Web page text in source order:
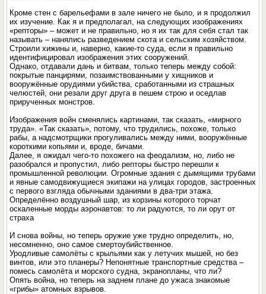
Кроме стен с барельефами в зале ничего не было, и я продолжил
их изучение. Как я и предполагал, на следующих изображениях
«репторы» – может и не правильно, но я их так для себя стал так
называть – нанялись разведением скота и сельским хозяйством.
Строили хижины и, наверно, какие-то суда, если я правильно
идентифицировал изображения этих сооружений.
Однако, отдавали дань и битвам, только теперь между собой:
покрытые панцирями, позаимствованными у хищников и
вооружённые орудиями убийства, сработанными из страшных
челюстей, они резали друг друга в пешем строю и оседлав
прирученных монстров.
Изображения войн сменялись картинами, так сказать, «мирного
труда». «Так сказать», потому, что трудились, похоже, только
рабы, а надсмотрщики прогуливались между ними, вооружённые
короткими копьями и, вроде, бичами.
Далее, я ожидал чего-то похожего на феодализм, но, либо не
разобрался и пропустил, либо репторы быстро перешли к
промышленной революции. Огромные здания с дымящими трубами
и явные самодвижущиеся экипажи на улицах городов, застроенных
с первого взгляда обычными зданиями в два-три этажа.
Определённо воздушный шар, из корзины которого торчат
оскаленные морды аэронавтов: то ли радуются, то ли орут от
страха
И снова войны, но теперь оружие уже трудно определить, но,
несомненно, оно самое смертоубийственное.
Уродливые самолёты с крыльями как у летучих мышей, но без
винтов, или это планеры? Непонятные транспортные средства –
помесь самолёта и морского судна, экранопланы, что ли?
Опять война, но теперь на заднем плане до ужаса знакомые
«грибы» атомных взрывов.